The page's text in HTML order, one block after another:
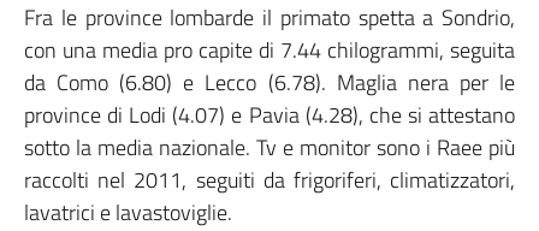
Fra le province lombarde il primato spetta a Sondrio,
con una media pro capite di 7.44 chilogrammi, seguita
da Como (6.80) e Lecco (6.78). Maglia nera per le
province di Lodi (4.07) e Pavia (4.28), che si attestano
sotto la media nazionale. Tv e monitor sono i Raee più
raccolti nel 2011, seguiti da frigoriferi, climatizzatori,
lavatrici e lavastoviglie.